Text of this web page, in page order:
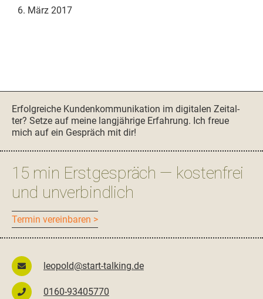
6. März 2017
Erfol­gre­iche Kun­denkom­mu­nika­tion im dig­i­tal­en Zeital­
ter? Set­ze auf meine langjährige Erfahrung. Ich freue
mich auf ein Gespräch mit dir!
15 min Erstgespräch — kostenfrei
und unverbindlich
Ter­min vereinbaren >
leopold@start-talking.de
0160-93405770